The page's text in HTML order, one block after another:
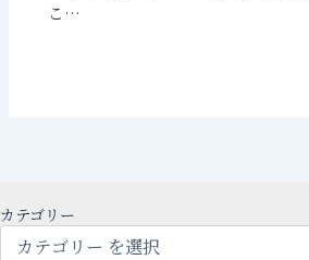
こ…
カテゴリー